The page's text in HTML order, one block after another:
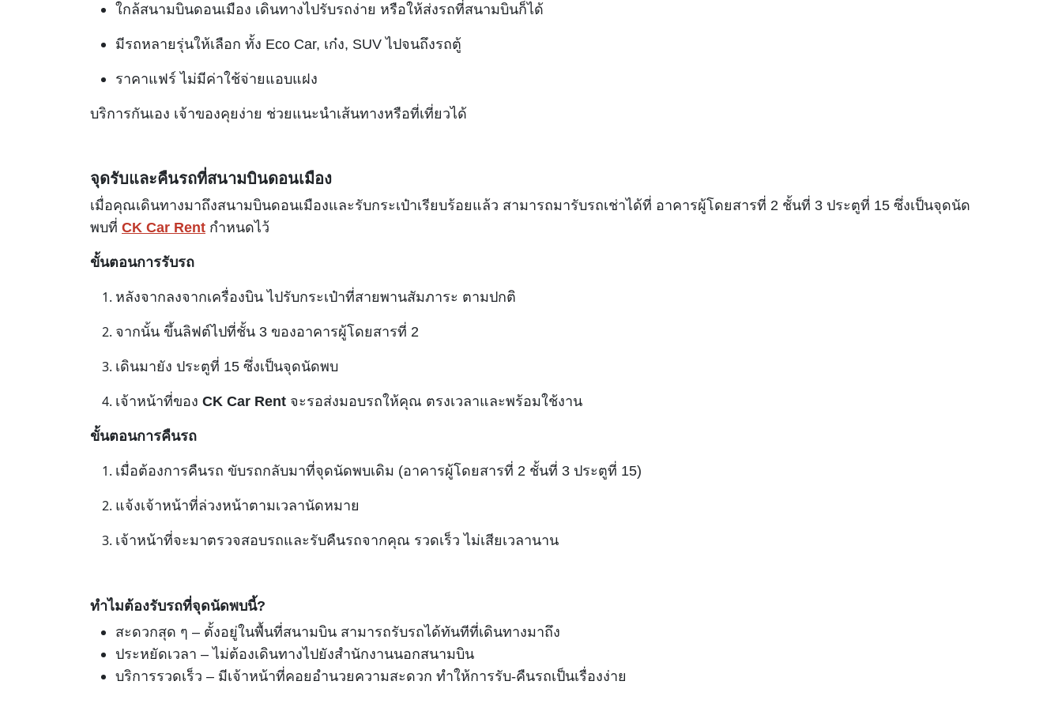
ใกล้สนามบินดอนเมือง เดินทางไปรับรถง่าย หรือให้ส่งรถที่สนามบินก็ได้
มีรถหลายรุ่นให้เลือก ทั้ง Eco Car, เก๋ง, SUV ไปจนถึงรถตู้
ราคาแฟร์ ไม่มีค่าใช้จ่ายแอบแฝง
บริการกันเอง เจ้าของคุยง่าย ช่วยแนะนำเส้นทางหรือที่เที่ยวได้
จุดรับและคืนรถที่สนามบินดอนเมือง
เมื่อคุณเดินทางมาถึงสนามบินดอนเมืองและรับกระเป๋าเรียบร้อยแล้ว สามารถมารับรถเช่าได้ที่ อาคารผู้โดยสารที่ 2 ชั้นที่ 3 ประตูที่ 15 ซึ่งเป็นจุดนัด
พบที่ CK Car Rent กำหนดไว้
ขั้นตอนการรับรถ
หลังจากลงจากเครื่องบิน ไปรับกระเป๋าที่สายพานสัมภาระ ตามปกติ
จากนั้น ขึ้นลิฟต์ไปที่ชั้น 3 ของอาคารผู้โดยสารที่ 2
เดินมายัง ประตูที่ 15 ซึ่งเป็นจุดนัดพบ
เจ้าหน้าที่ของ CK Car Rent จะรอส่งมอบรถให้คุณ ตรงเวลาและพร้อมใช้งาน
ขั้นตอนการคืนรถ
เมื่อต้องการคืนรถ ขับรถกลับมาที่จุดนัดพบเดิม (อาคารผู้โดยสารที่ 2 ชั้นที่ 3 ประตูที่ 15)
แจ้งเจ้าหน้าที่ล่วงหน้าตามเวลานัดหมาย
เจ้าหน้าที่จะมาตรวจสอบรถและรับคืนรถจากคุณ รวดเร็ว ไม่เสียเวลานาน
ทำไมต้องรับรถที่จุดนัดพบนี้?
สะดวกสุด ๆ – ตั้งอยู่ในพื้นที่สนามบิน สามารถรับรถได้ทันทีที่เดินทางมาถึง
ประหยัดเวลา – ไม่ต้องเดินทางไปยังสำนักงานนอกสนามบิน
บริการรวดเร็ว – มีเจ้าหน้าที่คอยอำนวยความสะดวก ทำให้การรับ-คืนรถเป็นเรื่องง่าย